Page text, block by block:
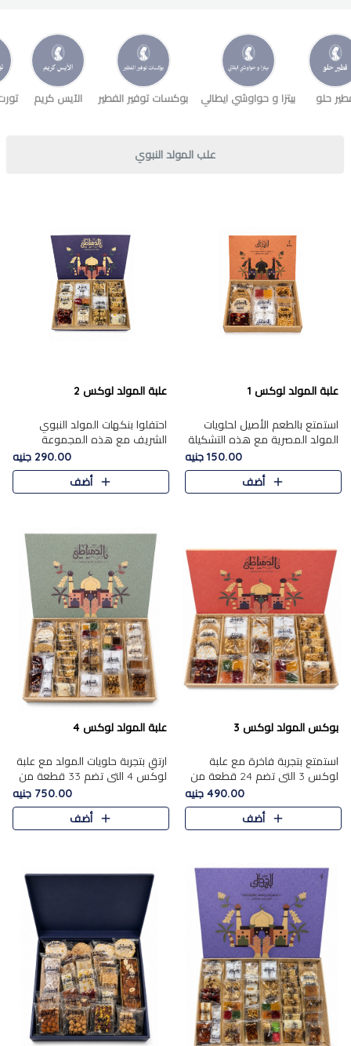
حلو بيتزا و حواوشي ايطالي بوكسات توفير الفطير الآيس كريم
علب المولد النبوي
علبة المولد لوكس 1
استمتع بالطعم الأصيل لحلويات
المولد المصرية مع هذه التشكيلة
المختارة بعناية من 9 قطع. تتضمن
التشكيلة جوزرية مع فول،ملبان
150.00 جنيه
أضف
علبة المولد لوكس 2
احتفلوا بنكهات المولد النبوي
الشريف مع هذه المجموعة
الفاخرة المكونة من 19 قطعة،
والتي تم اختيارها بعناية فائقة لتُبرز
تشكيلة واسعة من الحلويات
290.00 جنيه
أضف
بوكس المولد لوكس 3
استمتع بتجربة فاخرة مع علبة
لوكس 3 التي تضم 24 قطعة من
أشهر حلويات المولد الشرقية
المختارة بعناية. تحتوي التشكيلة
على الجزرية بالفول، والملب..
490.00 جنيه
أضف
علبة المولد لوكس 4
ارتقِ بتجربة حلويات المولد مع علبة
لوكس 4 التي تضم 33 قطعة من
تشكيلة فاخرة ومتنوعة من أشهر
الأصناف الشرقية. تحتوي العلبة على
الجزرية بالفول،..
750.00 جنيه
أضف